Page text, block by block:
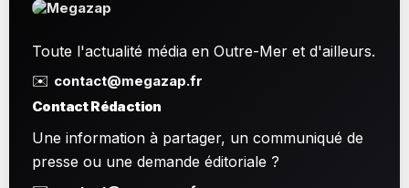
Toute l'actualité média en Outre-Mer et d'ailleurs.
✉️ contact@megazap.fr
Contact Rédaction
Une information à partager, un communiqué de
presse ou une demande éditoriale ?